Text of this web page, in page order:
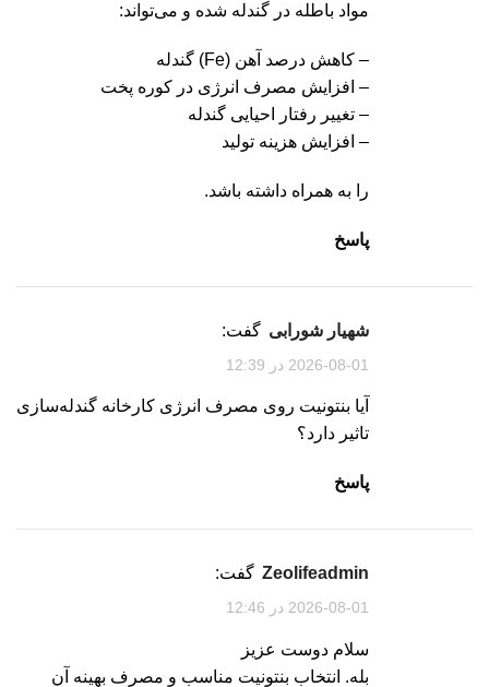
مواد باطله در گندله شده و می‌تواند:
– کاهش درصد آهن (Fe) گندله
– افزایش مصرف انرژی در کوره پخت
– تغییر رفتار احیایی گندله
– افزایش هزینه تولید
را به همراه داشته باشد.
پاسخ
شهیار شورابی گفت:
2026-08-01 در 12:39
آیا بنتونیت روی مصرف انرژی کارخانه گندله‌سازی
تاثیر دارد؟
پاسخ
zeolifeadmin گفت:
2026-08-01 در 12:46
سلام دوست عزیز
بله. انتخاب بنتونیت مناسب و مصرف بهینه آن